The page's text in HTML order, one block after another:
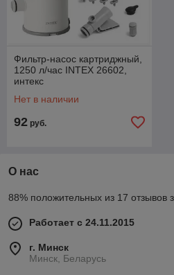
Фильтр-насос картриджный,
1250 л/час INTEX 26602,
интекс
Нет в наличии
92 руб.
О нас
88% положительных из 17 отзывов
Работает с 24.11.2015
г. Минск
Минск, Беларусь